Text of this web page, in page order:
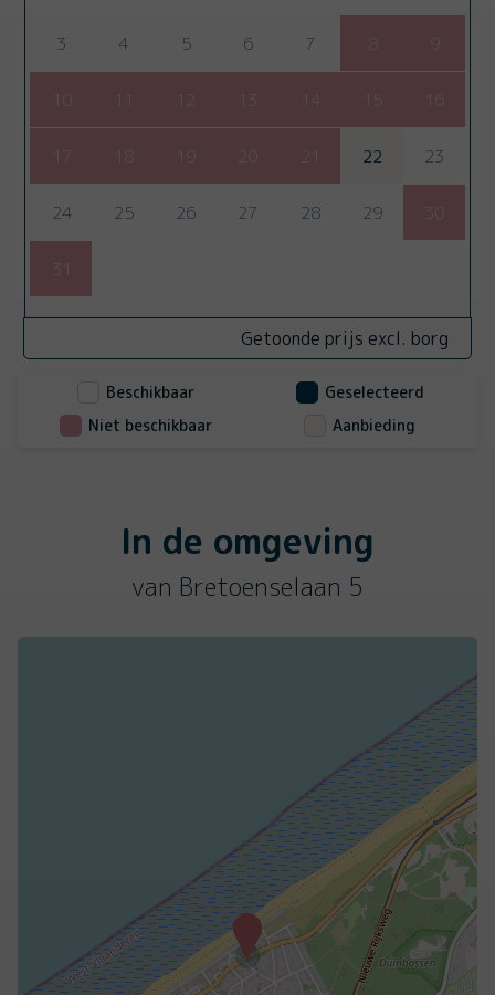
3 4 5 6 7 9
12 14
17 19 20 21 22 23
24 25 26 27 28 29
Getoonde prijs excl. borg
Beschikbaar
Geselecteerd
Niet beschikbaar
Aanbieding
In de omgeving
van Bretoenselaan 5